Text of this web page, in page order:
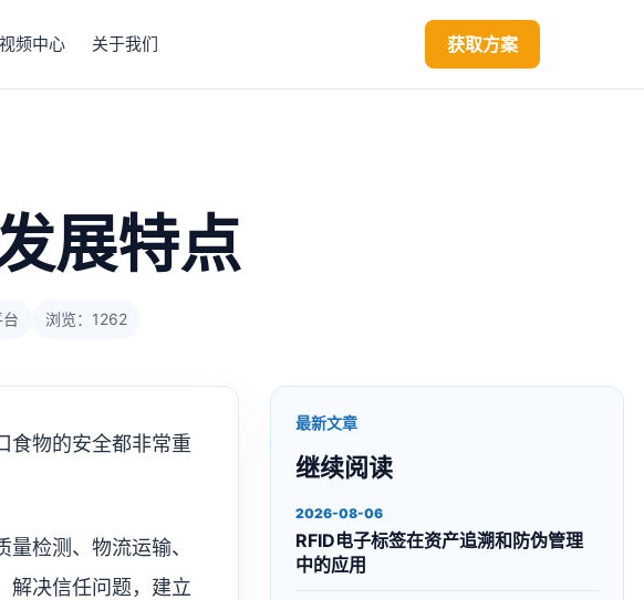
视频中心 关于我们 获取方案
展特点
浏览：1262
食物的安全都非常重
检测、物流运输、
解决信任问题，建立
最新文章
继续阅读
2026-08-06
RFID电子标签在资产追溯和防伪管理
中的应用